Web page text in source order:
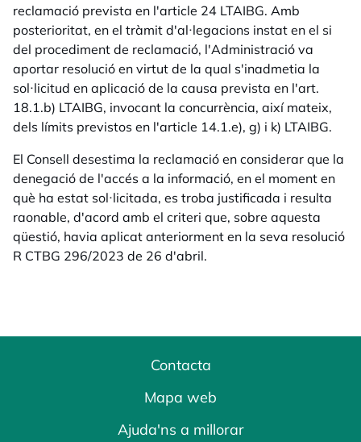
reclamació prevista en l'article 24 LTAIBG. Amb
posterioritat, en el tràmit d'al·legacions instat en el si
del procediment de reclamació, l'Administració va
aportar resolució en virtut de la qual s'inadmetia la
sol·licitud en aplicació de la causa prevista en l'art.
18.1.b) LTAIBG, invocant la concurrència, així mateix,
dels límits previstos en l'article 14.1.e), g) i k) LTAIBG.
El Consell desestima la reclamació en considerar que la
denegació de l'accés a la informació, en el moment en
què ha estat sol·licitada, es troba justificada i resulta
raonable, d'acord amb el criteri que, sobre aquesta
qüestió, havia aplicat anteriorment en la seva resolució
R CTBG 296/2023 de 26 d'abril.
Contacta
Mapa web
Ajuda'ns a millorar